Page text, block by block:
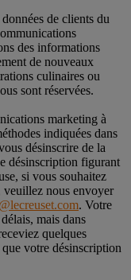
de clients du
des informations
de nouveaux
culinaires ou
sont réservées.
marketing à
indiquées dans
désinscrire de la
désinscription figurant
si vous souhaitez
veuillez nous envoyer
. Votre
mais dans
quelques
votre désinscription